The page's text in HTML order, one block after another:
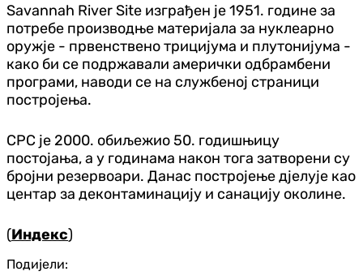
Savannah River Site изграђен је 1951. године за
потребе производње материјала за нуклеарно
оружје - првенствено трицијума и плутонијума -
како би се подржавали амерички одбрамбени
програми, наводи се на службеној страници
постројења.
СРС је 2000. обиљежио 50. годишњицу
постојања, а у годинама након тога затворени су
бројни резервоари. Данас постројење дјелује као
центар за деконтаминацију и санацију околине.
(Индекс)
Подијели: